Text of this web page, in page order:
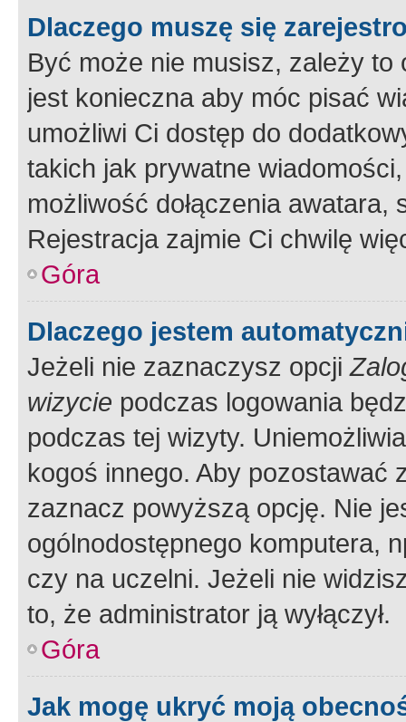
Dlaczego muszę się
Być może nie musisz, zależy
jest konieczna aby móc pisać
umożliwi Ci dostęp do
takich jak prywatne
możliwość dołączenia
Rejestracja zajmie Ci chwilę
Góra
Dlaczego jestem
Jeżeli nie zaznaczysz opcji
wizycie podczas logowania
podczas tej wizyty.
kogoś innego. Aby pozostawać
zaznacz powyższą opcję. Nie
ogólnodostępnego komputera,
czy na uczelni. Jeżeli nie
to, że administrator ją wyłączył.
Góra
Jak mogę ukryć moją